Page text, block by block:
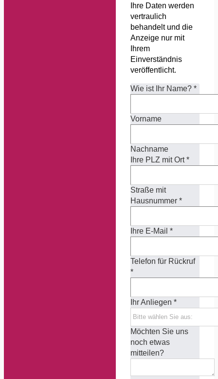
Ihre Daten werden
vertraulich
behandelt und die
Anzeige nur mit
Ihrem
Einverständnis
veröffentlicht.
Wie ist Ihr Name? *
Vorname
Nachname
Ihre PLZ mit Ort*
Straße mit
Hausnummer *
Ihre E-Mail *
Telefon für Rückruf
*
Ihr Anliegen *
Möchten Sie uns
noch etwas
mitteilen?